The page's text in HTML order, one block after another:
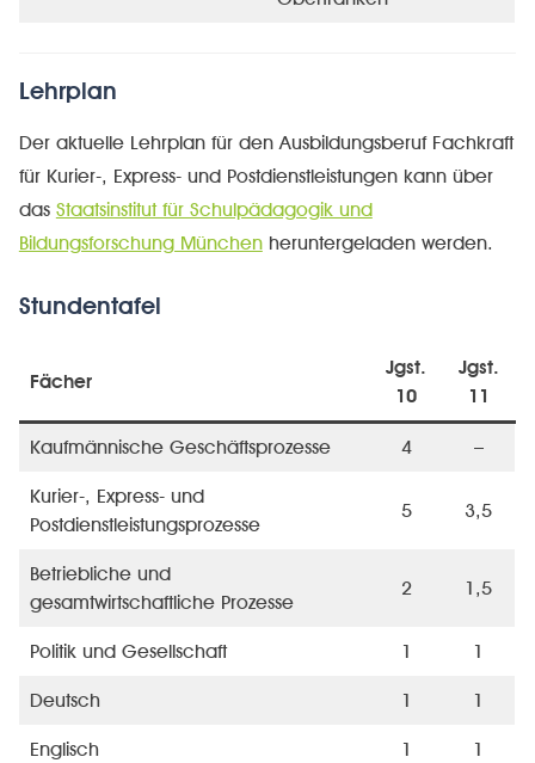
Lehrplan
Der aktuelle Lehrplan für den Ausbildungsberuf Fachkraft
für Kurier-, Express- und Postdienstleistungen kann über
das Staatsinstitut für Schulpädagogik und
Bildungsforschung Münchenheruntergeladen werden.
Stundentafel
Fächer
Jgst.
10
Jgst.
11
Kaufmännische Geschäftsprozesse 4 –
Kurier-, Express- und
Postdienstleistungsprozesse
5 3,5
Betriebliche und
gesamtwirtschaftliche Prozesse
2 1,5
Politik und Gesellschaft 1 1
Deutsch 1 1
Englisch 1 1